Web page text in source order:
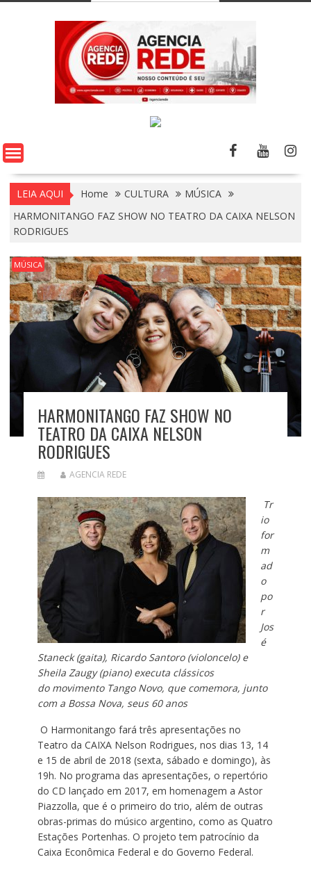
LEIA AQUI Home CULTURA
MÚSICA
HARMONITANGO FAZ SHOW NO TEATRO DA CAIXA NELSON
RODRIGUES
MÚSICA
HARMONITANGO FAZ SHOW NO
TEATRO DA CAIXA NELSON
RODRIGUES
AGENCIA REDE
Tr
io
for
m
ad
o
po
r
Jos
é
Staneck (gaita), Ricardo Santoro (violoncelo) e
Sheila Zaugy (piano) executa clássicos
do movimento Tango Novo, que comemora, junto
com a Bossa Nova, seus 60 anos
O Harmonitango fará três apresentações no
Teatro da CAIXA Nelson Rodrigues, nos dias 13, 14
e 15 de abril de 2018 (sexta, sábado e domingo), às
19h. No programa das apresentações, o repertório
do CD lançado em 2017, em homenagem a Astor
Piazzolla, que é o primeiro do trio, além de outras
obras-primas do músico argentino, como as Quatro
Estações Portenhas. O projeto tem patrocínio da
Caixa Econômica Federal e do Governo Federal.